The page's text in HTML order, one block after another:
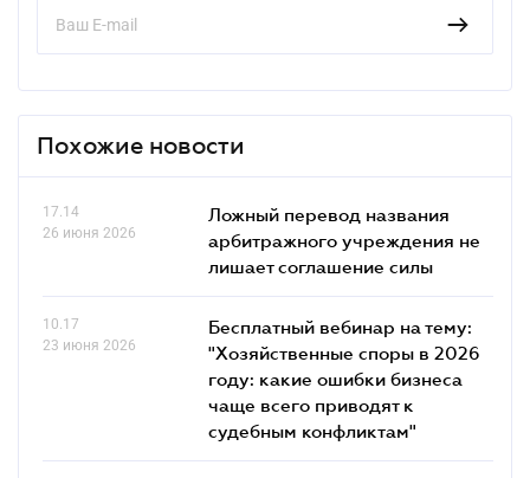
Похожие новости
17.14
26 июня 2026
Ложный перевод названия
арбитражного учреждения не
лишает соглашение силы
10.17
23 июня 2026
Бесплатный вебинар на тему:
"Хозяйственные споры в 2026
году: какие ошибки бизнеса
чаще всего приводят к
судебным конфликтам"